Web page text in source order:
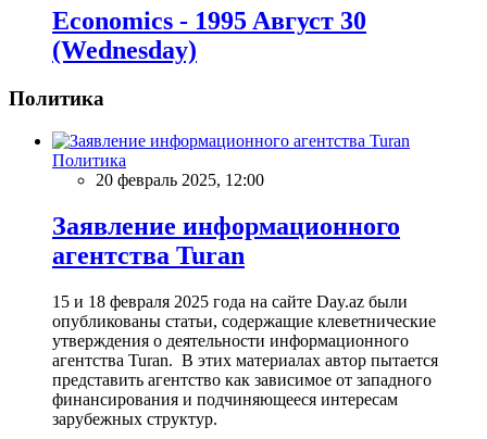
Economics - 1995 Aвгуст 30
(Wednesday)
Политика
Политика
20 февраль 2025, 12:00
Заявление информационного
агентства Turan
15 и 18 февраля 2025 года на сайте Day.az были
опубликованы статьи, содержащие клеветнические
утверждения о деятельности информационного
агентства Turan. В этих материалах автор пытается
представить агентство как зависимое от западного
финансирования и подчиняющееся интересам
зарубежных структур.